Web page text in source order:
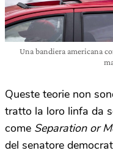
Una bandiera americana
Queste teorie non
tratto la loro linfa da
come Separation or
del senatore